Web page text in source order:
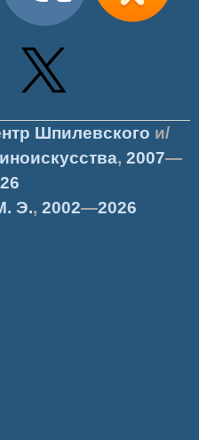
Шпилевского и/
, 2007—
Э., 2002—2026